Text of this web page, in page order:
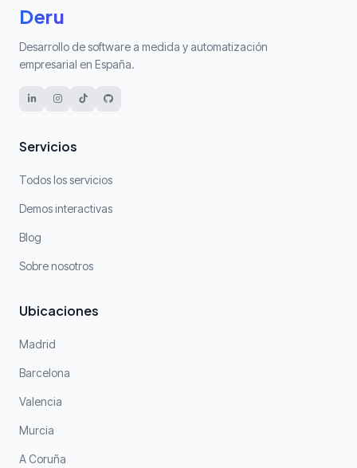
Deru
Desarrollo de software a medida y automatización
empresarial en España.
Servicios
Todos los servicios
Demos interactivas
Blog
Sobre nosotros
Ubicaciones
Madrid
Barcelona
Valencia
Murcia
A Coruña